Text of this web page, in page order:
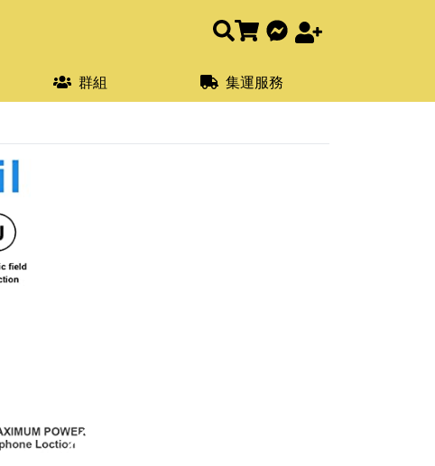
群組 集運服務